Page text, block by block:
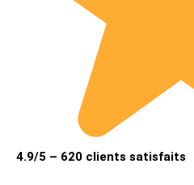
4.9/5 – 620 clients satisfaits